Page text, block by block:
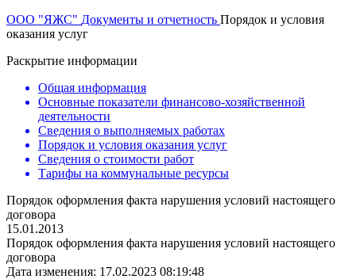
ООО "ЯЖС" Документы и отчетность Порядок и условия
оказания услуг
Раскрытие информации
Общая информация
Основные показатели финансово-хозяйственной
деятельности
Сведения о выполняемых работах
Порядок и условия оказания услуг
Сведения о стоимости работ
Тарифы на коммунальные ресурсы
Порядок оформления факта нарушения условий настоящего
договора
15.01.2013
Порядок оформления факта нарушения условий настоящего
договора
Дата изменения: 17.02.2023 08:19:48